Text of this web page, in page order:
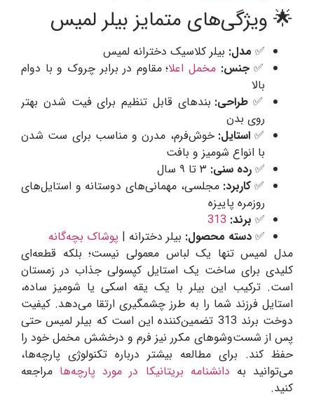
🌟 ویژگی‌های متمایز بیلر لمیس
✅ مدل: بیلر کلاسیک دخترانه لمیس
✅جنس:مخمل اعلا؛ مقاوم در برابر چروک و با دوام
بالا
✅طراحی: بندهای قابل تنظیم برای فیت شدن بهتر
روی بدن
✅استایل: خوش‌فرم، مدرن و مناسب برای ست شدن
با انواع شومیز و بافت
✅ رده سنی:
✅کاربرد: مجلسی، مهمانی‌های دوستانه و استایل‌های
روزمره پاییزه
✅ برند: 313
✅ دسته محصول: بیلر دخترانه | پوشاک بچه‌گانه
مدل لمیس تنها یک لباس معمولی نیست؛ بلکه قطعه‌ای
کلیدی برای ساخت یک استایل کپسولی جذاب در زمستان
است. ترکیب این بیلر با یک یقه اسکی یا شومیز ساده،
استایل فرزند شما را به طرز چشمگیری ارتقا می‌دهد. کیفیت
دوخت برند 313 تضمین‌کننده این است که بیلر لمیس حتی
پس از شست‌وشوهای مکرر نیز فرم و درخشش مخمل خود را
حفظ کند. برای مطالعه بیشتر درباره تکنولوژی پارچه‌ها،
می‌توانید به دانشنامه بریتانیکا در مورد پارچه‌ها مراجعه
کنید.